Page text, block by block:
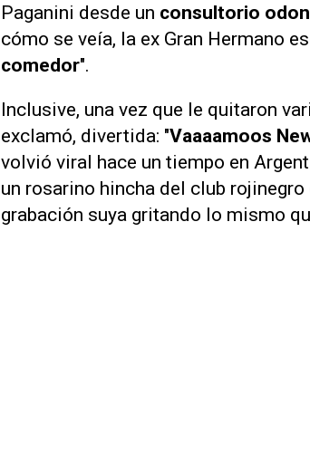
Paganini desde un consultorio
cómo se veía, la ex Gran Hermano
comedor".
Inclusive, una vez que le quitaron
exclamó, divertida: "Vaaaamoos
volvió viral hace un tiempo en
un rosarino hincha del club
grabación suya gritando lo mismo